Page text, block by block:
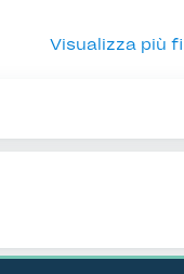
Visualizza più